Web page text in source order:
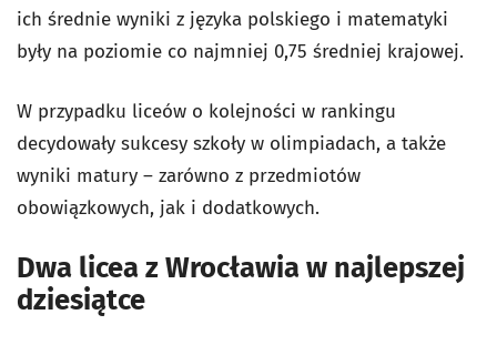
ich średnie wyniki z języka polskiego i matematyki
były na poziomie co najmniej 0,75 średniej krajowej.
W przypadku liceów o kolejności w rankingu
decydowały sukcesy szkoły w olimpiadach, a także
wyniki matury – zarówno z przedmiotów
obowiązkowych, jak i dodatkowych.
Dwa licea z Wrocławia w najlepszej
dziesiątce